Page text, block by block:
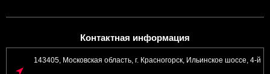
Контактная информация
143405, Московская область, г. Красногорск, Ильинское шоссе, 4-й